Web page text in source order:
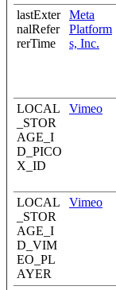
lastExter
nalRefer
rerTime
Meta
Platform
s, Inc.
LOCAL
_STOR
AGE_I
D_PICO
X_ID
Vimeo
LOCAL
_STOR
AGE_I
D_VIM
EO_PL
AYER
Vimeo